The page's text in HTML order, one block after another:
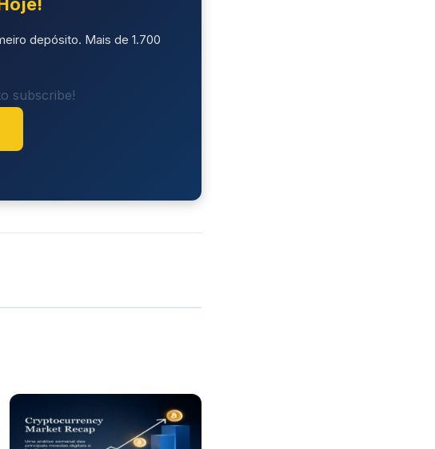
depósito. Mais de 1.700
subscribe!